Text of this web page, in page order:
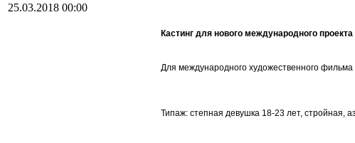
25.03.2018 00:00
Кастинг для нового международного проекта
Для международного художественного
Типаж: степная девушка 18-23 лет, стройная,